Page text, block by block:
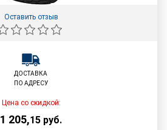
Оставить отзыв
ДОСТАВКА
ПО АДРЕСУ
Цена со скидкой:
1 205,15 руб.